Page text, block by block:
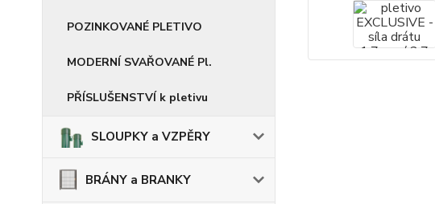
POZINKOVANÉ PLETIVO
MODERNÍ SVAŘOVANÉ Pl.
PŘÍSLUŠENSTVÍ k pletivu
SLOUPKY a VZPĚRY
BRÁNY a BRANKY